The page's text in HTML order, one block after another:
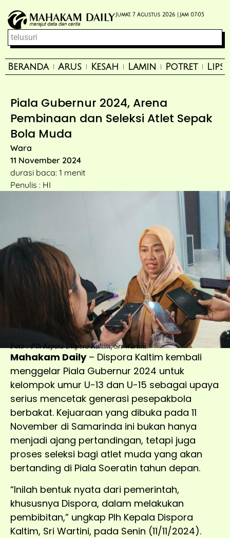
Jumat, 7 Agustus 2026 | Jam 07:05
Beranda Arus Kesah Lamin Potret
Piala Gubernur 2024, Arena
Pembinaan dan Seleksi Atlet Sepak
Bola Muda
Wara
11 November 2024
durasi baca: 1 menit
Penulis : HI
Foto : Plh Kepala Dispora Kaltim, Sri Wartini.
Mahakam Daily– Dispora Kaltim kembali
menggelar Piala Gubernur 2024 untuk
kelompok umur U-13 dan U-15 sebagai upaya
serius mencetak generasi pesepakbola
berbakat. Kejuaraan yang dibuka pada 11
November di Samarinda ini bukan hanya
menjadi ajang pertandingan, tetapi juga
proses seleksi bagi atlet muda yang akan
bertanding di Piala Soeratin tahun depan.
“Inilah bentuk nyata dari pemerintah,
khususnya Dispora, dalam melakukan
pembibitan,” ungkap Plh Kepala Dispora
Kaltim, Sri Wartini, pada Senin (11/11/2024).